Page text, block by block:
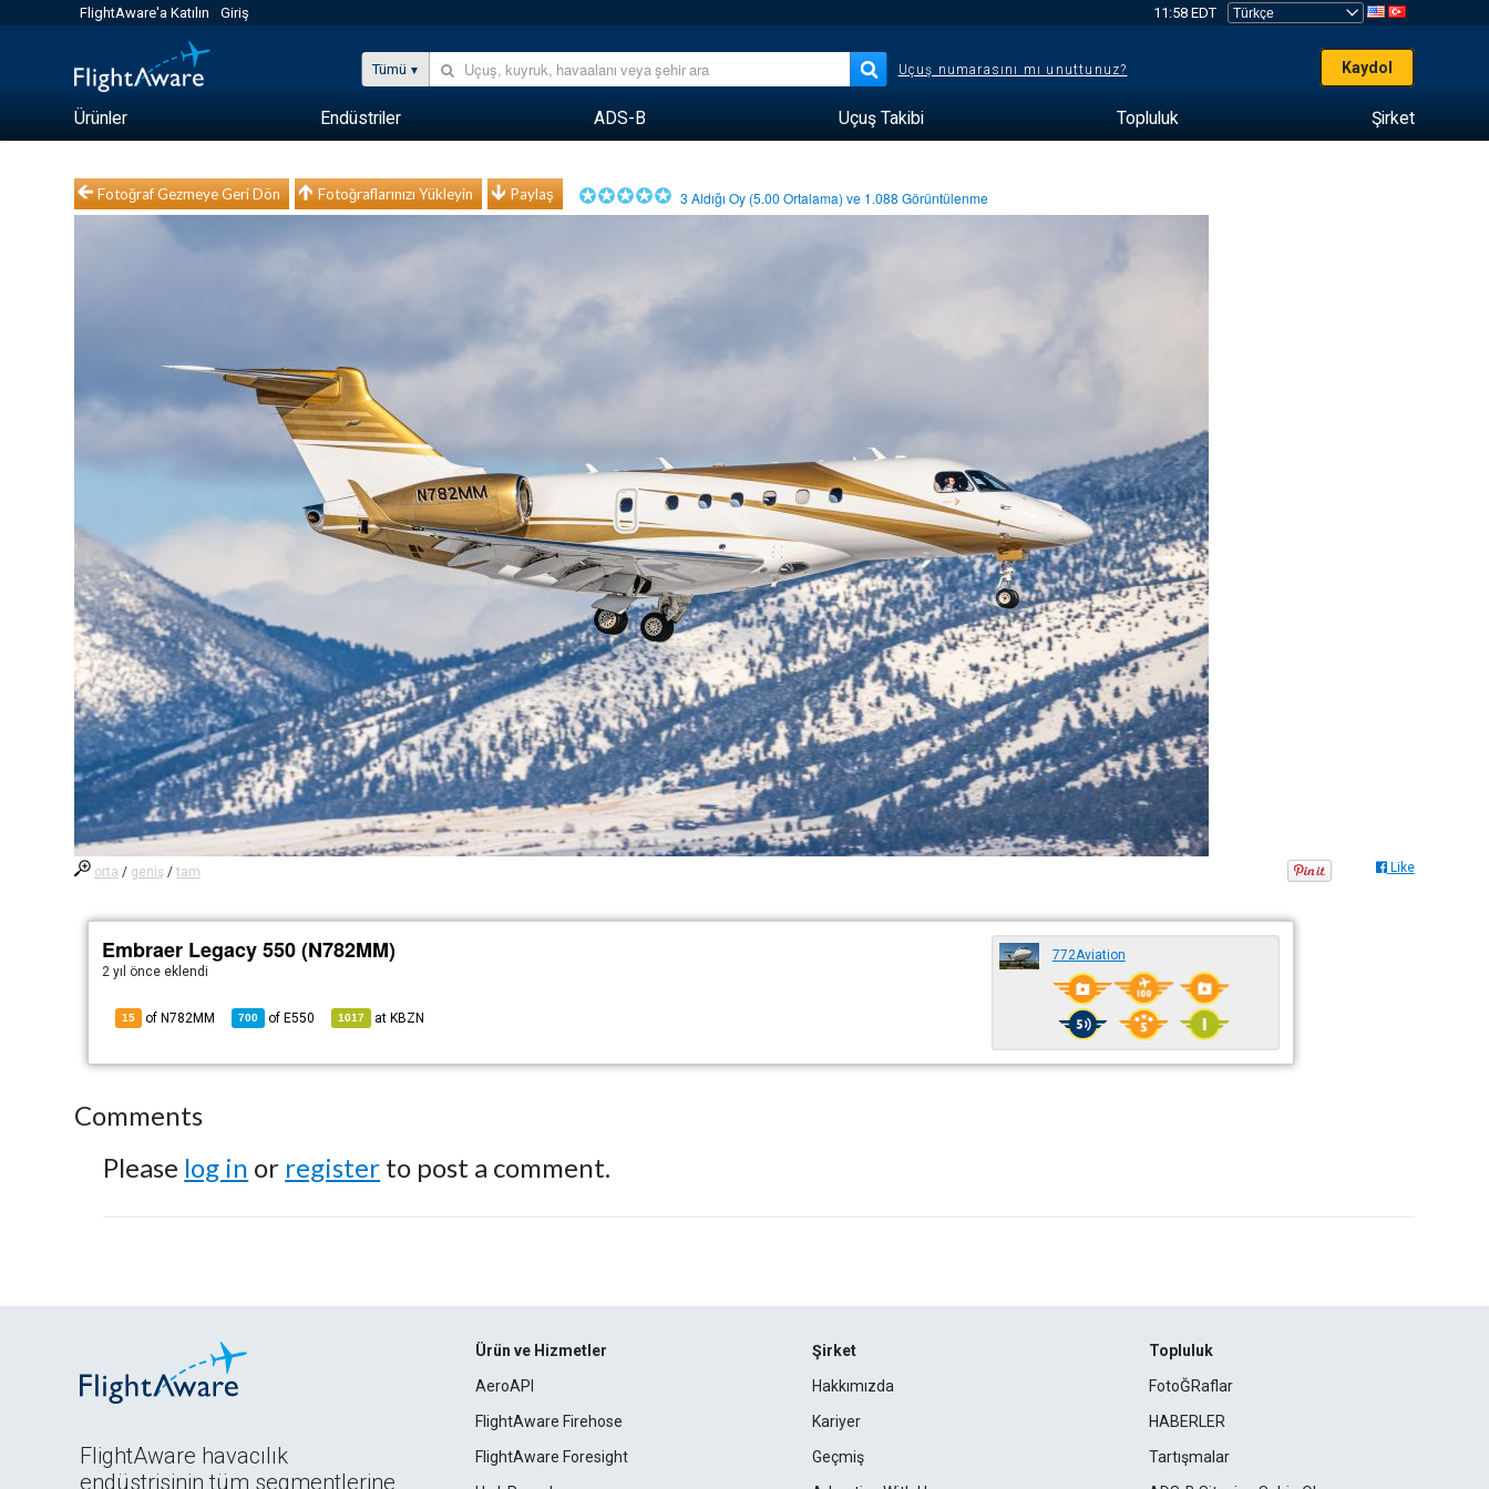
FlightAware'a Katılın Giriş 11:58 EDT
Tümü Uçuş numarasını mı unuttunuz? Kaydol
Ürünler Endüstriler ADS-B Uçuş Takibi Topluluk Şirket
Fotoğraf Gezmeye Geri Dön Fotoğraflarınızı Yükleyin Paylaş 3 Aldığı Oy (5.00 Ortalama) ve 1.088 Görüntülenme
orta / geniş /tam Like
Embraer Legacy 550 (N782MM)
2 yıl önce eklendi
15 of N782MM 700 of E550 1017 at KBZN
772Aviation
Comments
Please log in or register to post a comment.
FlightAware havacılık
endüstrisinin tüm segmentlerine
Ürün ve Hizmetler
AeroAPI
FlightAware Firehose
FlightAware Foresight
Şirket
Hakkımızda
Kariyer
Geçmiş
Topluluk
FotoĞRaflar
HABERLER
Tartışmalar